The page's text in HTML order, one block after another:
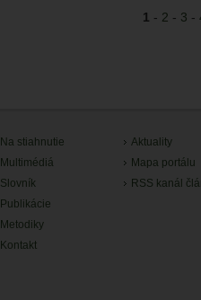
1 - 2 - 3 -
Na stiahnutie
Multimédiá
Slovník
Publikácie
Metodiky
Kontakt
Aktuality
Mapa portálu
RSS kanál